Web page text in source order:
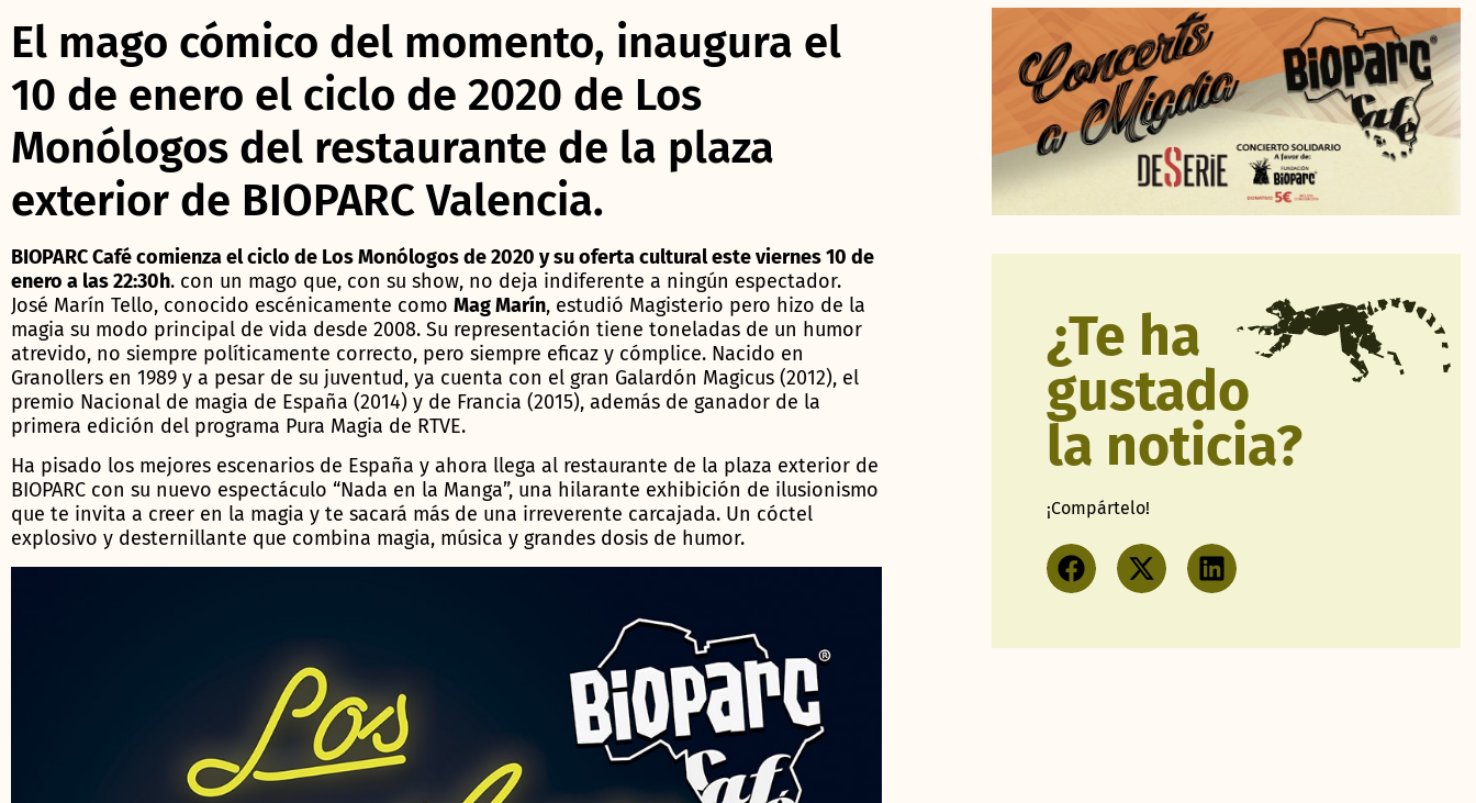
El mago cómico del momento, inaugura el
10 de enero el ciclo de 2020 de Los
Monólogos del restaurante de la plaza
exterior de BIOPARC Valencia.
BIOPARC Café comienza el ciclo de Los Monólogos de 2020 y su oferta cultural este viernes 10 de
enero a las 22:30h. con un mago que, con su show, no deja indiferente a ningún espectador.
José Marín Tello, conocido escénicamente como Mag Marín, estudió Magisterio pero hizo de la
magia su modo principal de vida desde 2008. Su representación tiene toneladas de un humor
atrevido, no siempre políticamente correcto, pero siempre eficaz y cómplice. Nacido en
Granollers en 1989 y a pesar de su juventud, ya cuenta con el gran Galardón Magicus (2012), el
premio Nacional de magia de España (2014) y de Francia (2015), además de ganador de la
primera edición del programa Pura Magia de RTVE.
Ha pisado los mejores escenarios de España y ahora llega al restaurante de la plaza exterior de
BIOPARC con su nuevo espectáculo “Nada en la Manga”, una hilarante exhibición de ilusionismo
que te invita a creer en la magia y te sacará más de una irreverente carcajada. Un cóctel
explosivo y desternillante que combina magia, música y grandes dosis de humor.
¿Te ha
gustado
la noticia?
¡Compártelo!